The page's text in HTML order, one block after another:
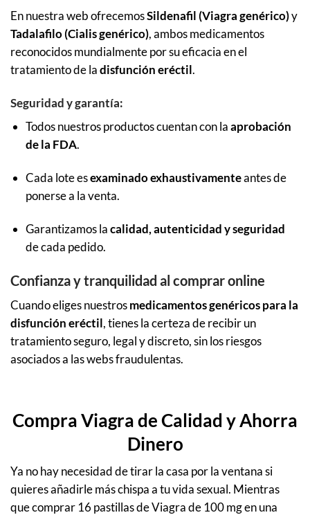
En nuestra web ofrecemosSildenafil (Viagra genérico)y
Tadalafilo (Cialis genérico), ambos medicamentos
reconocidos mundialmente por su eficacia en el
tratamiento de ladisfunción eréctil.
Seguridad y garantía:
Todos nuestros productos cuentan con laaprobación
de la FDA.
Cada lote esexaminado exhaustivamenteantes de
ponerse a la venta.
Garantizamos lacalidad, autenticidad y seguridad
de cada pedido.
Confianza y tranquilidad al comprar online
Cuando eliges nuestrosmedicamentos genéricos para la
disfunción eréctil, tienes la certeza de recibir un
tratamiento seguro, legal y discreto, sin los riesgos
asociados a las webs fraudulentas.
Compra Viagra de Calidad y Ahorra
Dinero
Ya no hay necesidad de tirar la casa por la ventana si
quieres añadirle más chispa a tu vida sexual. Mientras
que comprar 16 pastillas de Viagra de 100 mg en una